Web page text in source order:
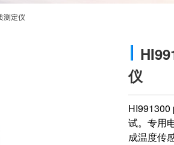
测定仪
仪
HI991300
试。专用
成温度传